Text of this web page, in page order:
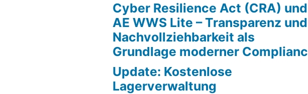
Cyber Resilience Act (CRA) und
AE WWS Lite – Transparenz und
Nachvollziehbarkeit als
Grundlage moderner
Update: Kostenlose
Lagerverwaltung